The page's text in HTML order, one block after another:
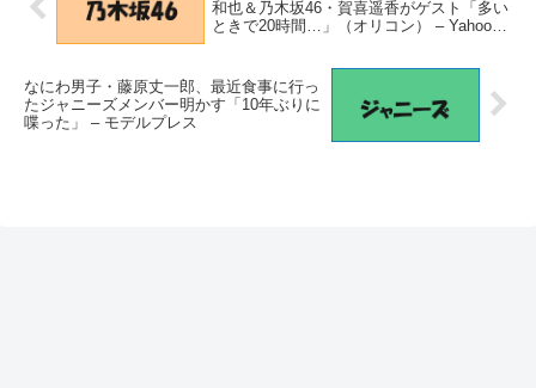
和也＆乃木坂46・賀喜遥香がゲスト「多い
ときで20時間…」（オリコン） – Yahoo!
なにわ男子・藤原丈一郎、最近食事に行っ
たジャニーズメンバー明かす「10年ぶりに
喋った」 – モデルプレス